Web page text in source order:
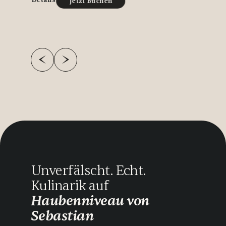
Unverfälscht. Echt.
Kulinarik auf
Haubenniveau von
Sebastian